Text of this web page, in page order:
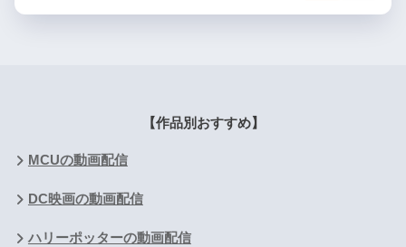
【作品別おすすめ】
MCUの動画配信
DC映画の動画配信
ハリーポッターの動画配信